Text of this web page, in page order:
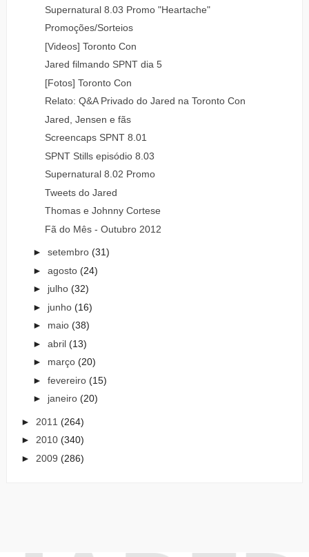
Supernatural 8.03 Promo "Heartache"
Promoções/Sorteios
[Videos] Toronto Con
Jared filmando SPNT dia 5
[Fotos] Toronto Con
Relato: Q&A Privado do Jared na Toronto Con
Jared, Jensen e fãs
Screencaps SPNT 8.01
SPNT Stills episódio 8.03
Supernatural 8.02 Promo
Tweets do Jared
Thomas e Johnny Cortese
Fã do Mês - Outubro 2012
► setembro (31)
► agosto (24)
► julho (32)
► junho (16)
► maio (38)
► abril (13)
► março (20)
► fevereiro (15)
► janeiro (20)
► 2011 (264)
► 2010 (340)
► 2009 (286)